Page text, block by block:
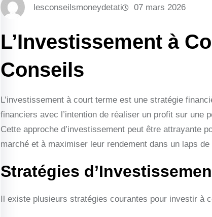
lesconseilsmoneydetati 07 mars 2026
L’Investissement à
Conseils
L’investissement à court terme est une stratégie
financiers avec l’intention de réaliser un profit sur une
Cette approche d’investissement peut être attrayante
marché et à maximiser leur rendement dans un laps
Stratégies
Il existe plusieurs stratégies courantes pour investir à